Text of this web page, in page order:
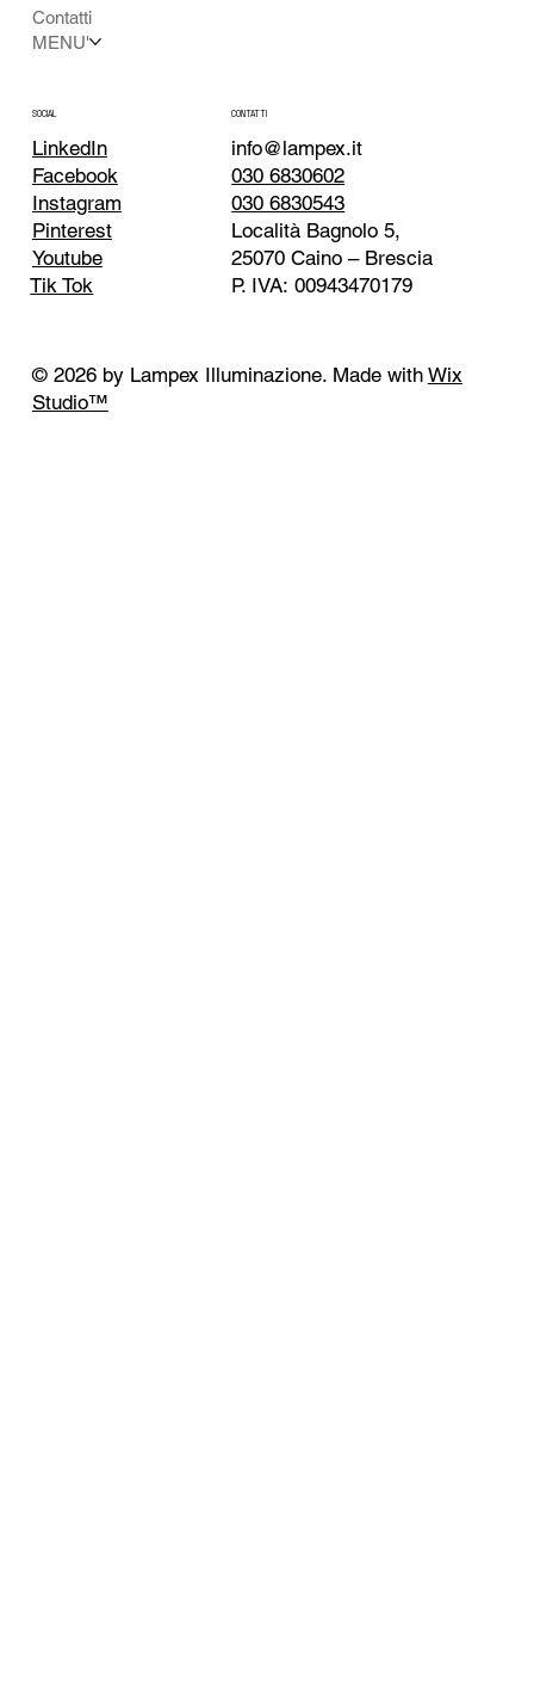
Contatti
MENU'
SOCIAL
LinkedIn
Facebook
Instagram
Pinterest
Youtube
Tik Tok
CONTATTI
info@lampex.it
030 6830602
030 6830543
Località Bagnolo 5,
25070 Caino – Brescia
P. IVA: 00943470179
© 2026 by Lampex Illuminazione. Made with Wix
Studio™